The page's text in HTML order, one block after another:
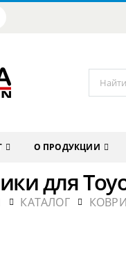
О ПРОДУКЦИИ
для
КАТАЛОГ